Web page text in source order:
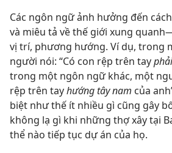
Các ngôn ngữ ảnh hưởng đến
và miêu tả về thế giới xung
vị trí, phương hướng. Ví dụ, trong
người nói: “Có con rệp trên tay
trong một ngôn ngữ khác, một
rệp trên tayhướng tây nam của
biệt như thế ít nhiều gì cũng gây
không lạ gì khi những thợ xây tại
thể nào tiếp tục dự án của họ.